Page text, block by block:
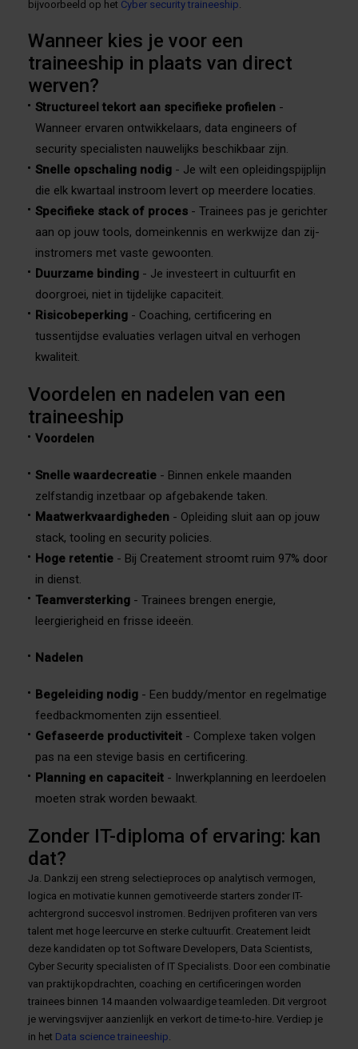
bijvoorbeeld op het Cyber security traineeship.
Wanneer kies je voor een
traineeship in plaats van direct
werven?
Structureel tekort aan specifieke profielen -
Wanneer ervaren ontwikkelaars, data engineers of
security specialisten nauwelijks beschikbaar zijn.
Snelle opschaling nodig - Je wilt een opleidingspijplijn
die elk kwartaal instroom levert op meerdere locaties.
Specifieke stack of proces - Trainees pas je gerichter
aan op jouw tools, domeinkennis en werkwijze dan zij-
instromers met vaste gewoonten.
Duurzame binding - Je investeert in cultuurfit en
doorgroei, niet in tijdelijke capaciteit.
Risicobeperking - Coaching, certificering en
tussentijdse evaluaties verlagen uitval en verhogen
kwaliteit.
Voordelen en nadelen van een
traineeship
Voordelen
Snelle waardecreatie - Binnen enkele maanden
zelfstandig inzetbaar op afgebakende taken.
Maatwerkvaardigheden - Opleiding sluit aan op jouw
stack, tooling en security policies.
Hoge retentie - Bij Createment stroomt ruim 97% door
in dienst.
Teamversterking - Trainees brengen energie,
leergierigheid en frisse ideeën.
Nadelen
Begeleiding nodig - Een buddy/mentor en regelmatige
feedbackmomenten zijn essentieel.
Gefaseerde productiviteit - Complexe taken volgen
pas na een stevige basis en certificering.
Planning en capaciteit - Inwerkplanning en leerdoelen
moeten strak worden bewaakt.
Zonder IT-diploma of ervaring: kan
dat?
Ja. Dankzij een streng selectieproces op analytisch vermogen,
logica en motivatie kunnen gemotiveerde starters zonder IT-
achtergrond succesvol instromen. Bedrijven profiteren van vers
talent met hoge leercurve en sterke cultuurfit. Createment leidt
deze kandidaten op tot Software Developers, Data Scientists,
Cyber Security specialisten of IT Specialists. Door een combinatie
van praktijkopdrachten, coaching en certificeringen worden
trainees binnen 14 maanden volwaardige teamleden. Dit vergroot
je wervingsvijver aanzienlijk en verkort de time-to-hire. Verdiep je
in het Data science traineeship.